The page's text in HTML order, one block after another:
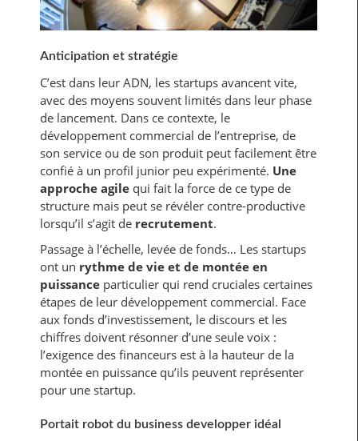
Anticipation et stratégie
C’est dans leur ADN, les startups avancent vite,
avec des moyens souvent limités dans leur phase
de lancement. Dans ce contexte, le
développement commercial de l’entreprise, de
son service ou de son produit peut facilement être
confié à un profil junior peu expérimenté. Une
approche agile qui fait la force de ce type de
structure mais peut se révéler contre-productive
lorsqu’il s’agit de recrutement.
Passage à l’échelle, levée de fonds… Les startups
ont un rythme de vie et de montée en
puissance particulier qui rend cruciales certaines
étapes de leur développement commercial. Face
aux fonds d’investissement, le discours et les
chiffres doivent résonner d’une seule voix :
l’exigence des financeurs est à la hauteur de la
montée en puissance qu’ils peuvent représenter
pour une startup.
Portait robot du business developper idéal